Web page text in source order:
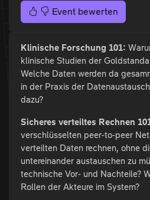
Event bewerten
Klinische Forschung 101:
klinische Studien der
Welche Daten werden da
in der Praxis der
dazu?
Sicheres verteiltes Rechnen
verschlüsselten peer-to-peer
verteilten Daten rechnen, ohne
untereinander austauschen zu
technische Vor- und Nachteile?
Rollen der Akteure im System?